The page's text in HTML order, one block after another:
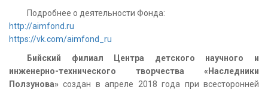
Подробнее о деятельности Фонда:
http://aimfond.ru
https://vk.com/aimfond_ru
Бийский филиал Центра детского научного и
инженерно-технического творчества «Наследники
Ползунова» создан в апреле 2018 года при всесторонней